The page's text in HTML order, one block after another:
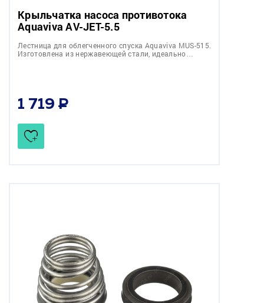
Крыльчатка насоса противотока
Aquaviva AV-JET-5.5
Лестница для облегченного спуска Aquaviva MUS-515.
Изготовлена из нержавеющей стали, идеально…
1 719